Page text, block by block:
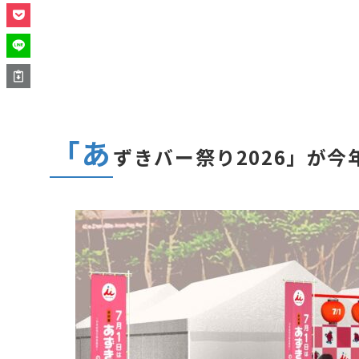
「あ ずきバー祭り2026」が今